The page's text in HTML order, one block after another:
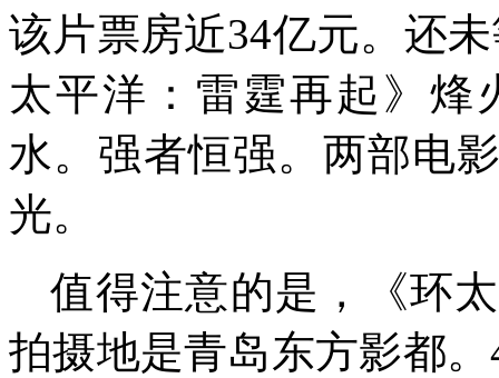
该片票房近34亿元。还
太平洋：雷霆再起》烽
水。强者恒强。两部电
光。
值得注意的是，《环
拍摄地是青岛东方影都